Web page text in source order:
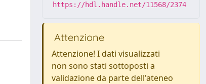
https://hdl.handle.net/11568/2374
Attenzione
Attenzione! I dati visualizzati
non sono stati sottoposti a
validazione da parte dell'ateneo